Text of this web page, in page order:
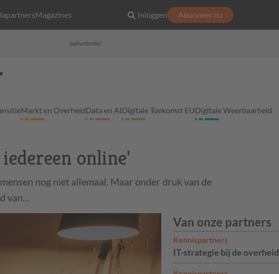
Magazines Inloggen Abonneer nu
(advertentie)
Markt en OverheidData en AIDigitale Toekomst EUDigitale Weerbaarheid
online'
nog niet allemaal. Maar onder druk van de
van…
Van onze partners
Kennispartners
IT-strategie bij de overheid